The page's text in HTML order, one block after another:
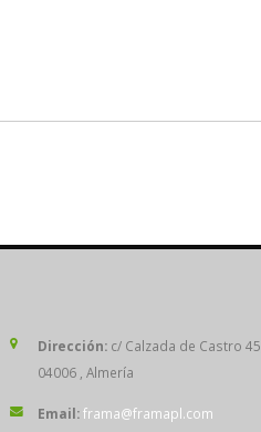
Dirección: c/ Calzada de Castro 45,
04006 , Almería
Email:frama@framapl.com